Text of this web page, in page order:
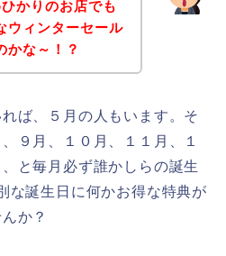
かりのお店でも
ウィンターセール
かな～！？
ば、５月の人もいます。そ
９月、１０月、１１月、１
と毎月必ず誰かしらの誕生
な誕生日に何かお得な特典が
か？